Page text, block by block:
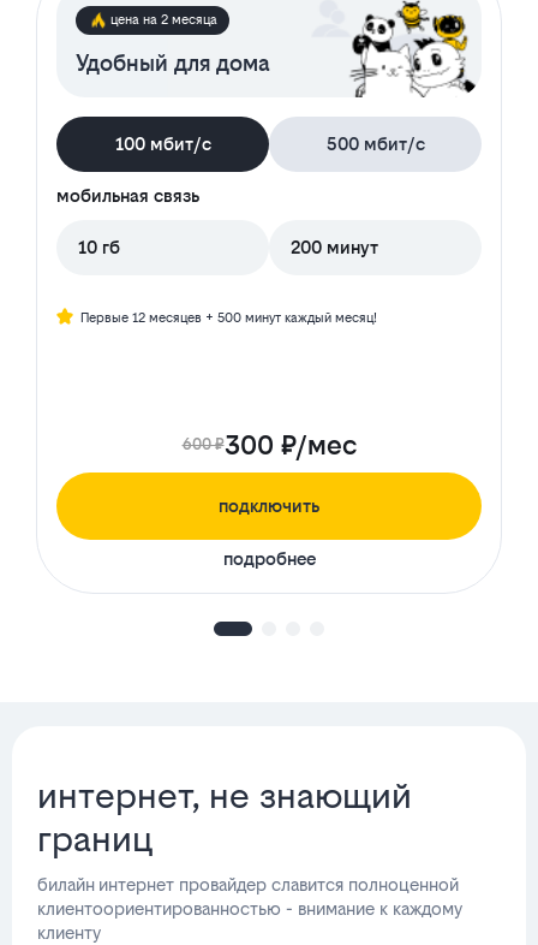
цена на 2 месяца
Удобный для дома
100 мбит/с 500 мбит/с
мобильная связь
10 гб 200 минут
Первые 12 месяцев + 500 минут каждый месяц!
600 ₽300 ₽/мес
подключить
подробнее
интернет, не знающий
границ
билайн интернет провайдер славится полноценной
клиентоориентированностью - внимание к каждому
клиенту